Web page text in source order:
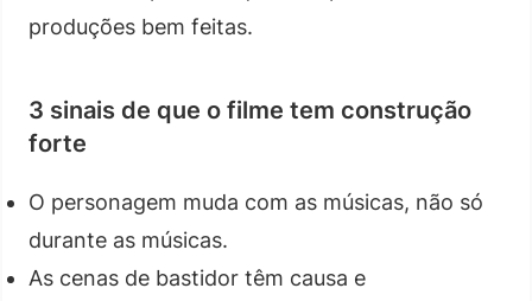
produções bem feitas.
3 sinais de que o filme tem construção
forte
O personagem muda com as músicas, não só
durante as músicas.
As cenas de bastidor têm causa e